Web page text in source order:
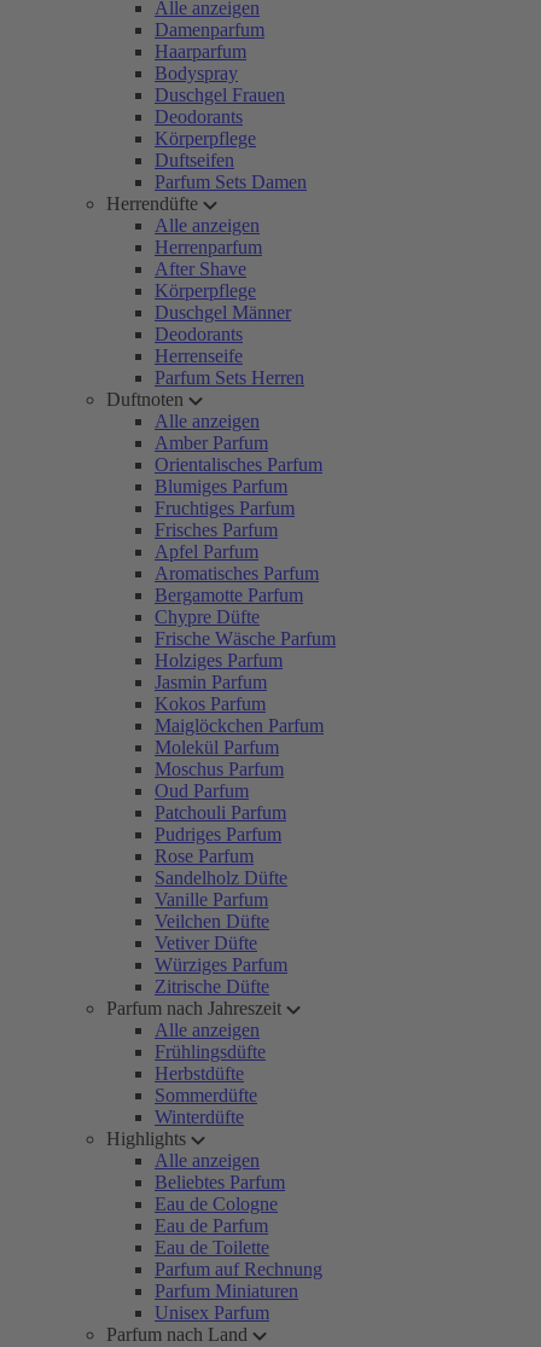
Alle anzeigen
Damenparfum
Haarparfum
Bodyspray
Duschgel Frauen
Deodorants
Körperpflege
Duftseifen
Parfum Sets Damen
Herrendüfte
Alle anzeigen
Herrenparfum
After Shave
Körperpflege
Duschgel Männer
Deodorants
Herrenseife
Parfum Sets Herren
Duftnoten
Alle anzeigen
Amber Parfum
Orientalisches Parfum
Blumiges Parfum
Fruchtiges Parfum
Frisches Parfum
Apfel Parfum
Aromatisches Parfum
Bergamotte Parfum
Chypre Düfte
Frische Wäsche Parfum
Holziges Parfum
Jasmin Parfum
Kokos Parfum
Maiglöckchen Parfum
Molekül Parfum
Moschus Parfum
Oud Parfum
Patchouli Parfum
Pudriges Parfum
Rose Parfum
Sandelholz Düfte
Vanille Parfum
Veilchen Düfte
Vetiver Düfte
Würziges Parfum
Zitrische Düfte
Parfum nach Jahreszeit
Alle anzeigen
Frühlingsdüfte
Herbstdüfte
Sommerdüfte
Winterdüfte
Highlights
Alle anzeigen
Beliebtes Parfum
Eau de Cologne
Eau de Parfum
Eau de Toilette
Parfum auf Rechnung
Parfum Miniaturen
Unisex Parfum
Parfum nach Land